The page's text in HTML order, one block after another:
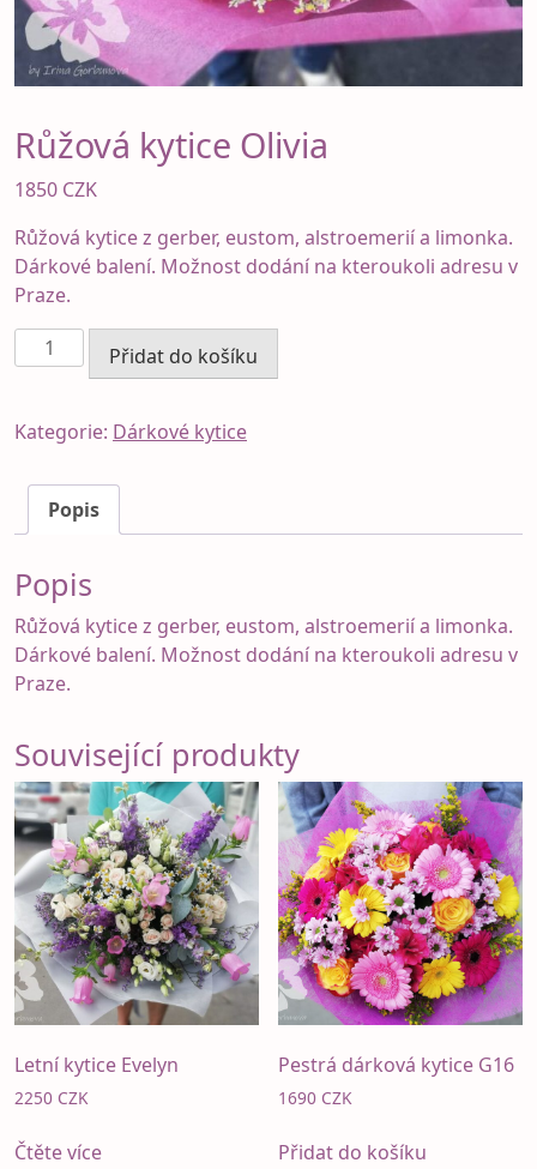
Růžová kytice Olivia
1850 CZK
Růžová kytice z gerber, eustom, alstroemerií a limonka.
Dárkové balení. Možnost dodání na kteroukoli adresu v
Praze.
Růžová
kytice
množství
Přidat do košíku
Kategorie: Dárkové kytice
Popis
Popis
Růžová kytice z gerber, eustom, alstroemerií a limonka.
Dárkové balení. Možnost dodání na kteroukoli adresu v
Praze.
Související produkty
Letní kytice Evelyn
2250 CZK
Čtěte více
Pestrá dárková kytice G16
1690 CZK
Přidat do košíku